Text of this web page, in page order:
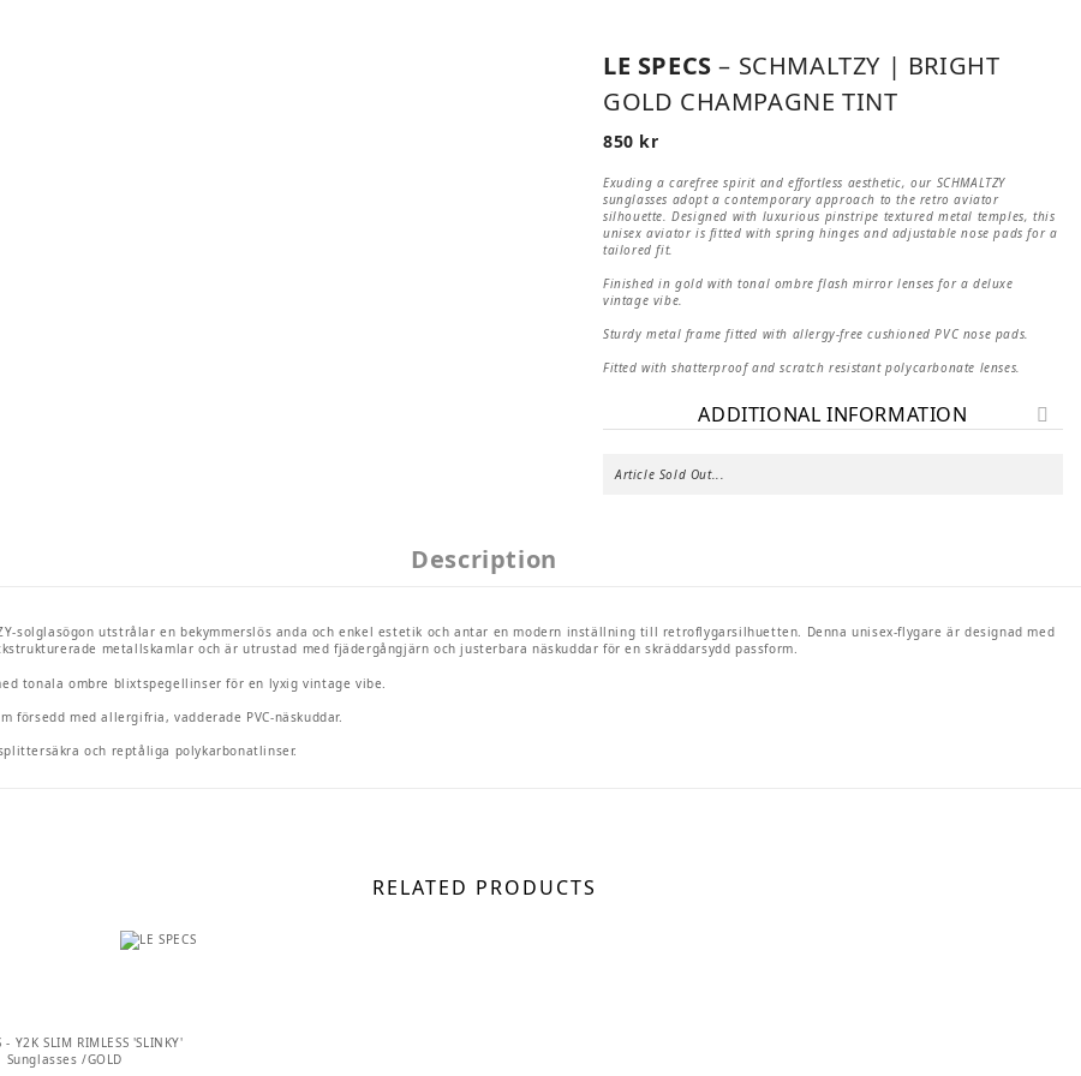
LE SPECS– SCHMALTZY | BRIGHT
GOLD CHAMPAGNE TINT
850 kr
Exuding a carefree spirit and effortless aesthetic, our SCHMALTZY
sunglasses adopt a contemporary approach to the retro aviator
silhouette. Designed with luxurious pinstripe textured metal temples, this
unisex aviator is fitted with spring hinges and adjustable nose pads for a
tailored fit.
Finished in gold with tonal ombre flash mirror lenses for a deluxe
vintage vibe.
Sturdy metal frame fitted with allergy-free cushioned PVC nose pads.
Fitted with shatterproof and scratch resistant polycarbonate lenses.
ADDITIONAL INFORMATION
Article Sold Out...
Description
solglasögon utstrålar en bekymmerslös anda och enkel estetik och antar en modern inställning till retroflygarsilhuetten. Denna unisex-flygare är designad med
metallskamlar och är utrustad med fjädergångjärn och justerbara näskuddar för en skräddarsydd passform.
tonala ombre blixtspegellinser för en lyxig vintage vibe.
försedd med allergifria, vadderade PVC-näskuddar.
och reptåliga polykarbonatlinser.
RELATED PRODUCTS